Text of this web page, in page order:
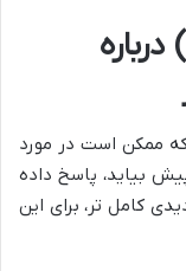
پرسش های متداول (FAQ) درباره
که ممکن است در مورد
بیاید، پاسخ داده
کامل تر، برای این